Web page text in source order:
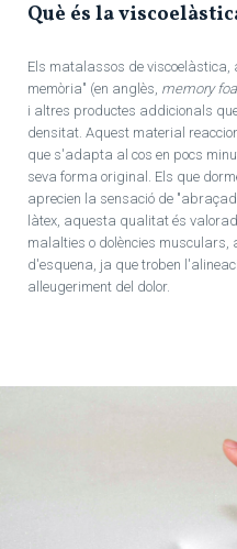
Què és la
Els matalassos de viscoelàstica,
memòria" (en anglès, memory
i altres productes addicionals
densitat. Aquest material
que s'adapta al cos en pocs
seva forma original. Els que
aprecien la sensació de
làtex, aquesta qualitat és
malalties o dolències musculars,
d'esquena, ja que troben
alleugeriment del dolor.